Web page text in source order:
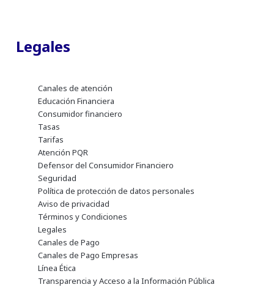
Legales
Canales de atención
Educación Financiera
Consumidor financiero
Tasas
Tarifas
Atención PQR
Defensor del Consumidor Financiero
Seguridad
Política de protección de datos personales
Aviso de privacidad
Términos y Condiciones
Legales
Canales de Pago
Canales de Pago Empresas
Línea Ética
Transparencia y Acceso a la Información Pública